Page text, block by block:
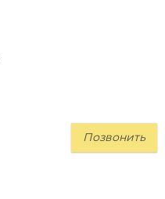
Позвонить